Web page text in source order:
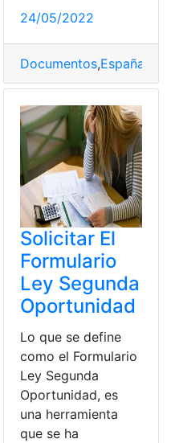
Leyes,Matrimonio,Separación
24/05/2022
Documentos,España
Solicitar El
Formulario
Ley Segunda
Oportunidad
Lo que se define
como el Formulario
Ley Segunda
Oportunidad, es
una herramienta
que se ha